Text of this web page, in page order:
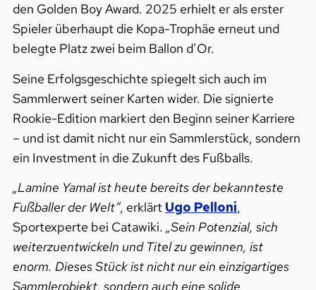
den Golden Boy Award. 2025 erhielt er als erster
Spieler überhaupt die Kopa-Trophäe erneut und
belegte Platz zwei beim Ballon d’Or.
Seine Erfolgsgeschichte spiegelt sich auch im
Sammlerwert seiner Karten wider. Die signierte
Rookie-Edition markiert den Beginn seiner Karriere
– und ist damit nicht nur ein Sammlerstück, sondern
ein Investment in die Zukunft des Fußballs.
„Lamine Yamal ist heute bereits der bekannteste
Fußballer der Welt“, erklärt Ugo Pelloni,
Sportexperte bei Catawiki. „Sein Potenzial, sich
weiterzuentwickeln und Titel zu gewinnen, ist
enorm. Dieses Stück ist nicht nur ein einzigartiges
Sammlerobjekt, sondern auch eine solide